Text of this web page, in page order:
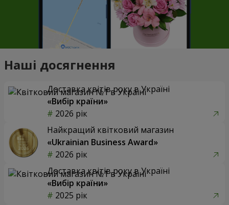
Наші досягнення
Доставка квітів року в Україні
«Вибір країни»
2026 рік
Найкращий квітковий магазин
«Ukrainian Business Award»
2026 рік
Доставка квітів року в Україні
«Вибір країни»
2025 рік